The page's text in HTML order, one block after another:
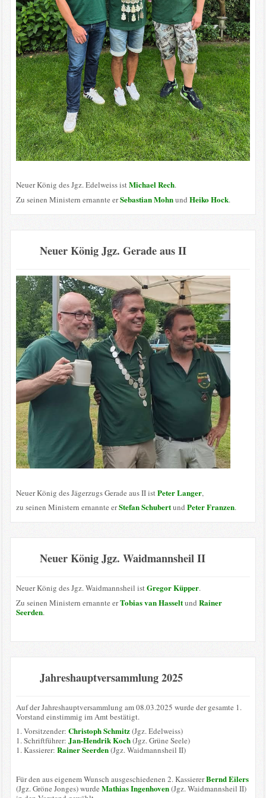
Neuer König des Jgz. Edelweiss istMichael Rech.
Zu seinen Ministern ernannte erSebastian Mohnund Heiko Hock.
Neuer König Jgz. Gerade aus II
Neuer König des Jägerzugs Gerade aus II istPeter Langer,
zu seinen Ministern ernannte erStefan Schubertund Peter Franzen.
Neuer König Jgz. Waidmannsheil II
Neuer König des Jgz. Waidmannsheil istGregor Küpper.
Zu seinen Ministern ernannte erTobias van Hasseltund Rainer
Seerden.
Jahreshauptversammlung 2025
Auf der Jahreshauptversammlung am 08.03.2025 wurde der gesamte 1.
Vorstand einstimmig im Amt bestätigt.
1. Vorsitzender: Christoph Schmitz(Jgz. Edelweiss)
1. Schriftführer: Jan-Hendrik Koch(Jgz. Grüne Seele)
1. Kassierer: Rainer Seerden(Jgz. Waidmannsheil II)
Für den aus eigenem Wunsch ausgeschiedenen 2. KassiererBernd Eilers
(Jgz. Gröne Jonges) wurde Mathias Ingenhoven(Jgz. Waidmannsheil II)